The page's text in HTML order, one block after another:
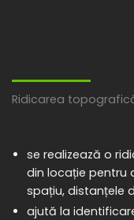
Ridicarea
se realizează o
din locație pentru
spațiu, distanțele
ajută la